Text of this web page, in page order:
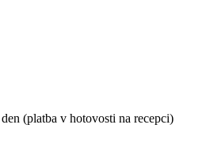
(platba v hotovosti na recepci)